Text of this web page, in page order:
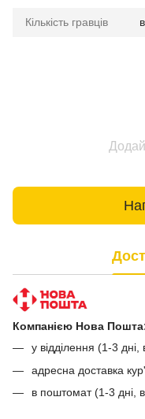
Кількість гравців
Компанією Нова
у відділення (1-3 дні,
адресна доставка
в поштомат (1-3 дні,